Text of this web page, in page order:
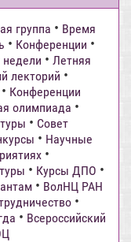
группа • Время
• Конференции •
недели • Летняя
лекторий •
• Конференции
олимпиада •
• Совет
• Научные
•
• Курсы ДПО •
• ВолНЦ РАН
•
• Всероссийский